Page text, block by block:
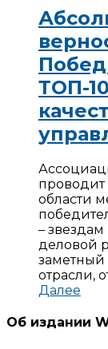
ТОП-
области
–
деловой
заметный
отрасли,
Далее
Об издании